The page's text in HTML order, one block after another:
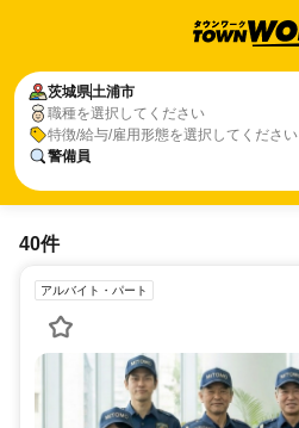
茨城県土浦市
職種を選択してください
特徴/給与/雇用形態を選択してください
警備員
40件
アルバイト・パート